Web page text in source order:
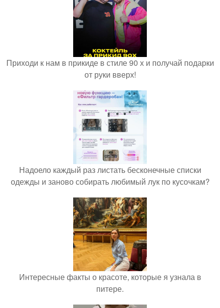
Приходи к нам в прикиде в стиле 90 х и получай подарки
от руки вверх!
Надоело каждый раз листать бесконечные списки
одежды и заново собирать любимый лук по кусочкам?
Интересные факты о красоте, которые я узнала в
питере.